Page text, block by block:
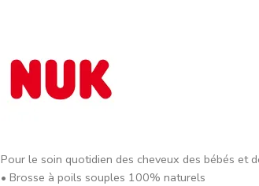
Pour le soin quotidien des cheveux des bébés et
• Brosse à poils souples 100% naturels